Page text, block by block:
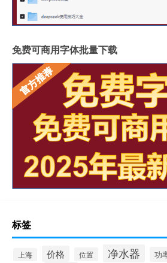
免费可商用字体批量下载
标签
上海 价格 位置 净水器 功